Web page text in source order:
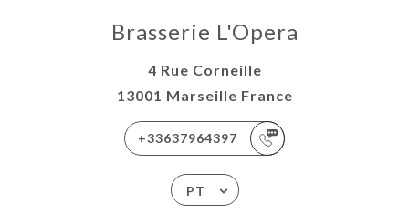
Brasserie L'Opera
4 Rue Corneille
13001 Marseille France
+33637964397
PT